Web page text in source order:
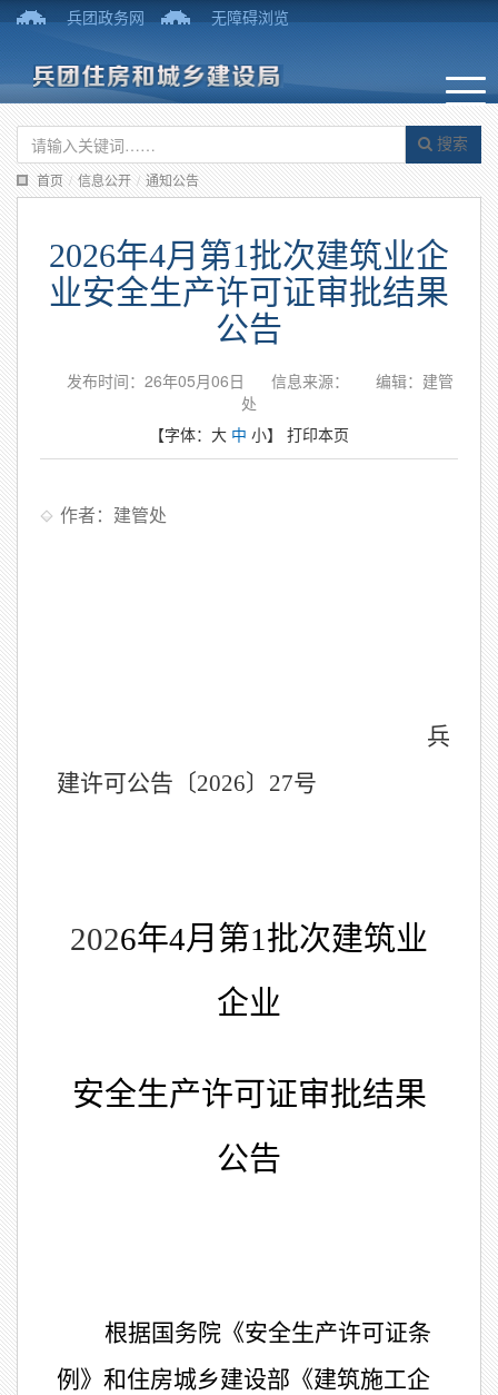
兵团政务网 无障碍浏览
搜索
首页 / 信息公开 / 通知公告
2026年4月第1批次建筑业企
业安全生产许可证审批结果
公告
发布时间：26年05月06日 信息来源：
编辑：建管
处
【字体： 大 中 小】 打印本页
作者：建管处
兵
建许可公告〔2026〕 27号
2026年4月 第1 批次建筑业
企业
安全生产许可证审批结果
公告
根据国务院《安全生产许可证条
例》和住房城乡建设部《建筑施工企